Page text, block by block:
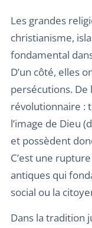
Les grandes
christianisme,
fondamental
D’un côté, elles
persécutions. De
révolutionnaire :
l’image de Dieu
et possèdent
C’est une
antiques qui
social ou la
Dans la tradition